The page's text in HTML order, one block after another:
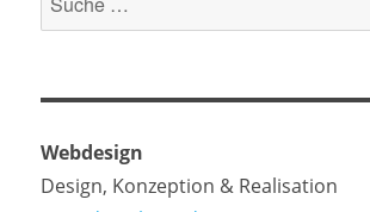
nach:
Webdesign
Design, Konzeption & Realisation